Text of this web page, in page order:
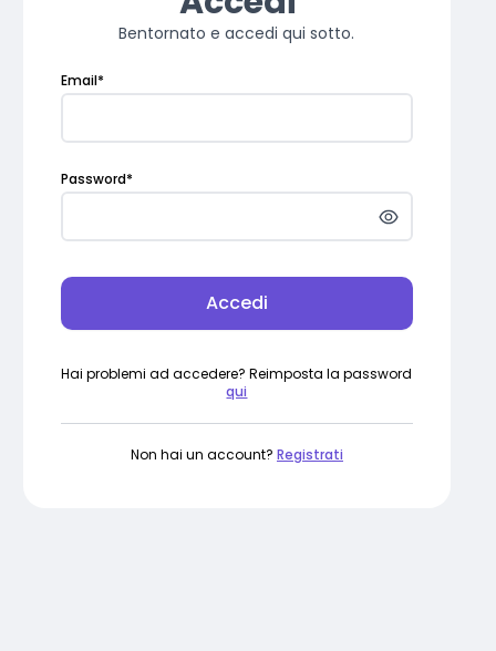
Bentornato e accedi qui sotto.
Email*
Password*
Accedi
Hai problemi ad accedere? Reimposta la password
qui
Non hai un account? Registrati